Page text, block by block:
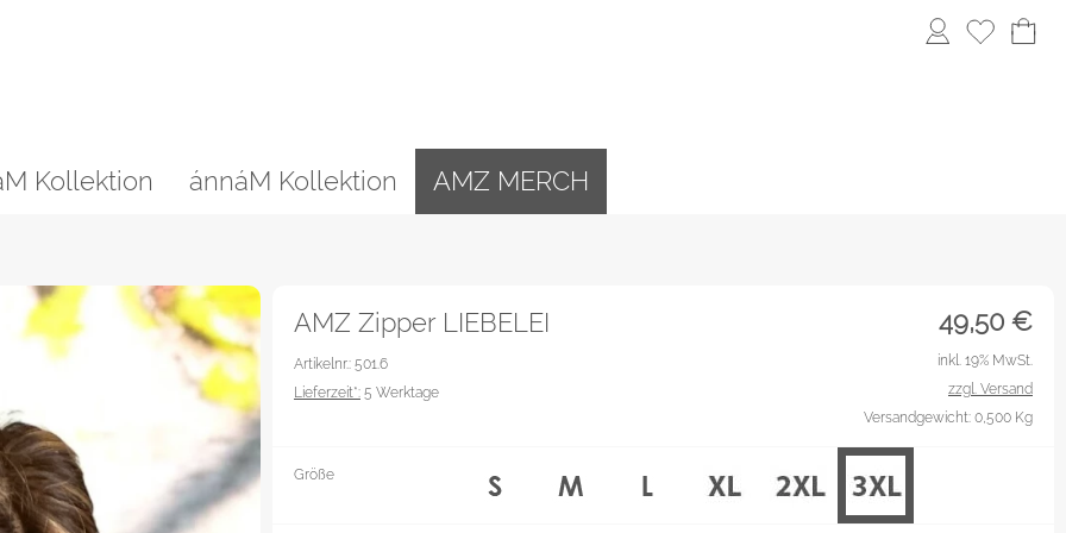
Kollektion ánnáM Kollektion AMZ MERCH
49,50 €
AMZ Zipper LIEBELEI
Artikelnr.: 501.6
Lieferzeit*: 5 Werktage
inkl. 19% MwSt.
zzgl. Versand
Versandgewicht: 0,500 Kg
Größe